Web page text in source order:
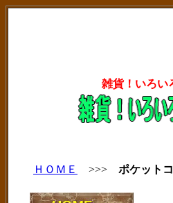
雑貨！いろい
ＨＯＭＥ >>> ポケット